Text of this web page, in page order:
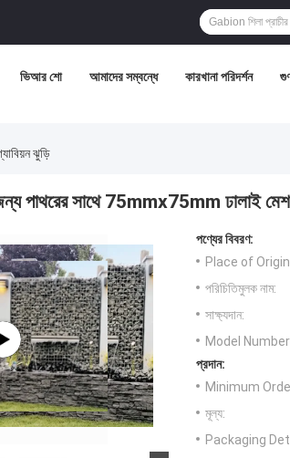
ভিআর শো আমাদের সম্বন্ধে কারখানা পরিদর্শন
ঝুড়ি
পাথরের সাথে 75mmx75mm ঢালাই মেশ
পণ্যের বিবরণ:
Place of
পরিচিতিমুলক নাম:
সাক্ষ্যদান:
Model
প্রদান:
Minimum
মূল্য:
Packaging